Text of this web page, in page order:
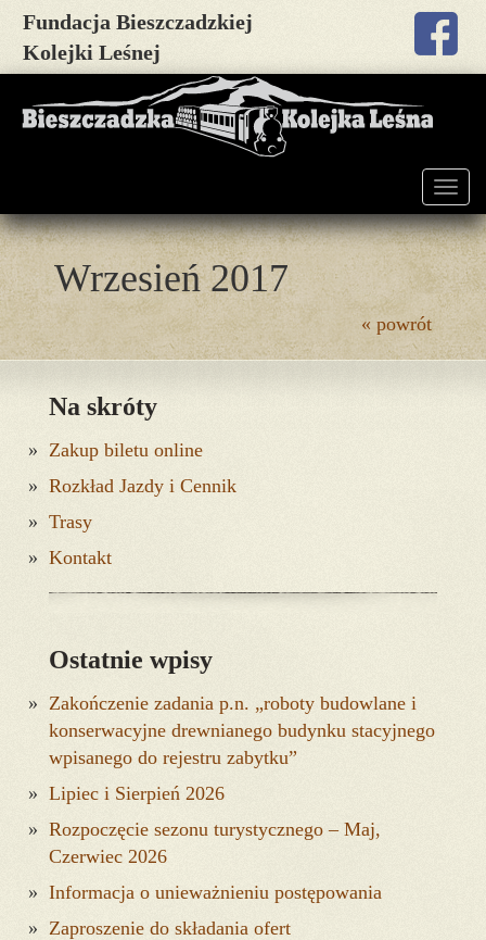
Fundacja Bieszczadzkiej
Kolejki Leśnej
Wrzesień 2017
« powrót
Na skróty
Zakup biletu online
Rozkład Jazdy i Cennik
Trasy
Kontakt
Ostatnie wpisy
Zakończenie zadania p.n. „roboty budowlane i
konserwacyjne drewnianego budynku stacyjnego
wpisanego do rejestru zabytku”
Lipiec i Sierpień 2026
Rozpoczęcie sezonu turystycznego – Maj,
Czerwiec 2026
Informacja o unieważnieniu postępowania
Zaproszenie do składania ofert